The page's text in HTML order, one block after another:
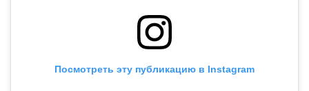
Посмотреть эту публикацию в Instagram